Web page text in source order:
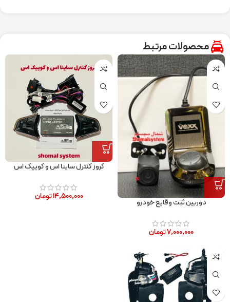
محصولات مرتبط
دوربین ثبت وقایع خودرو
۷,۰۰۰,۰۰۰تومان
کروز کنترل ساینا اس و کوییک اس
۱۴,۵۰۰,۰۰۰تومان